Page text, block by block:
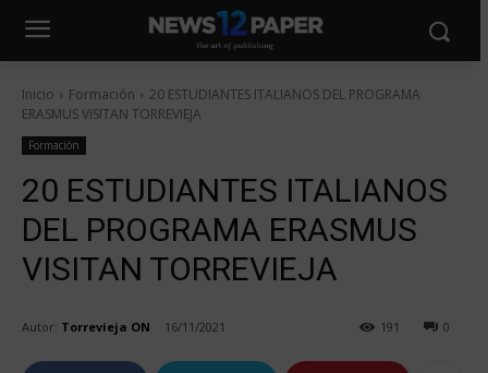
Inicio Formación
20 ESTUDIANTES ITALIANOS DEL PROGRAMA
ERASMUS VISITAN TORREVIEJA
Formación
20 ESTUDIANTES ITALIANOS
DEL PROGRAMA ERASMUS
VISITAN TORREVIEJA
Autor: Torrevieja ON 16/11/2021 0
191